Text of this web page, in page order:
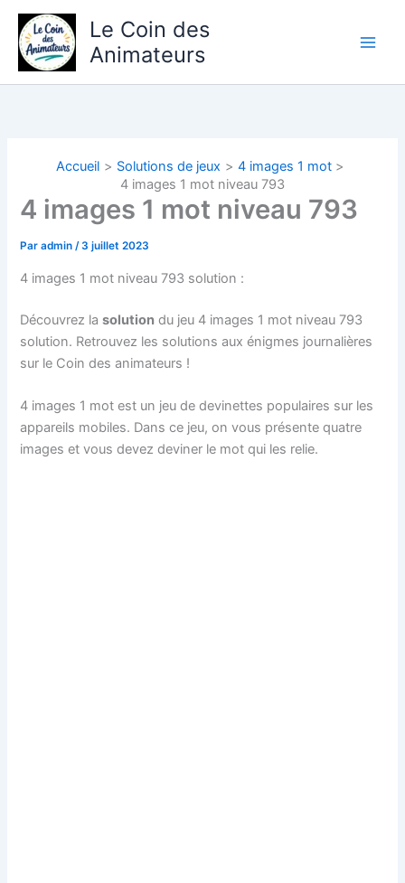
Aller
contenu
Le Coin des
Animateurs
Accueil Solutions de jeux
4 images 1 mot
4 images 1 mot niveau 793
4 images 1 mot niveau 793
Paradmin/3 juillet 2023
4 images 1 mot niveau 793 solution :
Découvrez lasolution du jeu 4 images 1 mot niveau 793
solution. Retrouvez les solutions aux énigmes journalières
sur le Coin des animateurs !
4 images 1 mot est un jeu de devinettes populaires sur les
appareils mobiles. Dans ce jeu, on vous présente quatre
images et vous devez deviner le mot qui les relie.